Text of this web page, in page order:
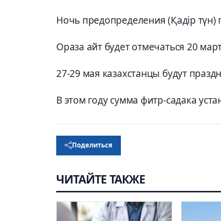
Ночь предопределения (Қадір түн)
Ораза айт будет отмечаться 20
27-29 мая казахстанцы будут
В этом году сумма фитр-садака
Поделиться
ЧИТАЙТЕ ТАКЖЕ